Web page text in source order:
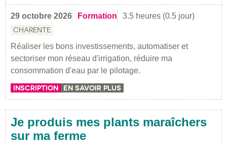
29 octobre 2026 Formation 3.5 heures (0.5 jour)
CHARENTE
Réaliser les bons investissements, automatiser et
sectoriser mon réseau d'irrigation, réduire ma
consommation d'eau par le pilotage.
INSCRIPTION EN SAVOIR PLUS
Je produis mes plants maraîchers
sur ma ferme